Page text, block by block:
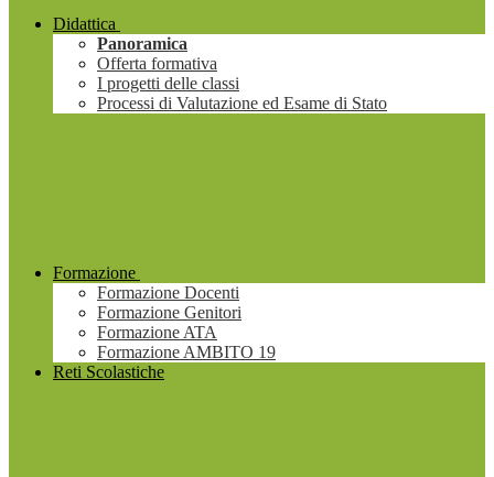
Didattica
Panoramica
Offerta formativa
I progetti delle classi
Processi di Valutazione ed Esame di Stato
Formazione
Formazione Docenti
Formazione Genitori
Formazione ATA
Formazione AMBITO 19
Reti Scolastiche